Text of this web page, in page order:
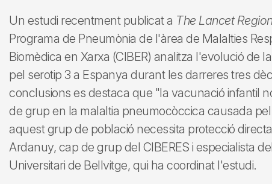
Un estudi recentment publicat a The Lancet
Programa de Pneumònia de l'àrea de Malalties
Biomèdica en Xarxa (CIBER) analitza l'evolució de
pel serotip 3 a Espanya durant les darreres tres
conclusions es destaca que "la vacunació infantil
de grup en la malaltia pneumocòccica causada
aquest grup de població necessita protecció
Ardanuy, cap de grup del CIBERES i especialista
Universitari de Bellvitge, qui ha coordinat l'estudi.